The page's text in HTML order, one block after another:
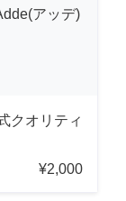
アッデ)
クオリティ
¥2,000